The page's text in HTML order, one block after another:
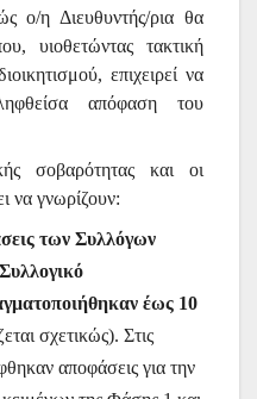
ο/η Διευθυντής/ρια θα
υιοθετώντας τακτική
επιχειρεί να
απόφαση του
σοβαρότητας και οι
να γνωρίζουν:
των Συλλόγων
έως 10
σχετικώς). Στις
αποφάσεις για την